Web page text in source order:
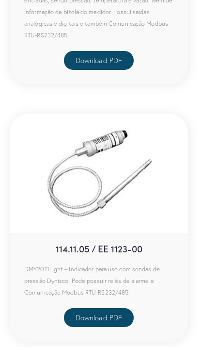
informação de bitola do medidor. Possui saídas
analógicas e digitais e também Comunicação Modbus
RTU-RS232/485.
Download PDF
114.11.05 / EE 1123-00
DMY2011Light – Indicador para uso com sondas de
pressão Dynisco. Pode possuir relês de alarme e
Comunicação Modbus RTU-RS232/485.
Download PDF